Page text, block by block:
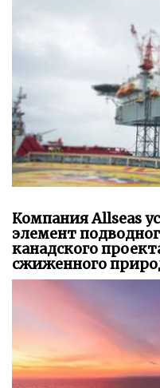
Компания Allseas
элемент
канадского
сжиженного